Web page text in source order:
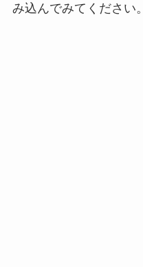
み込んでみてください。